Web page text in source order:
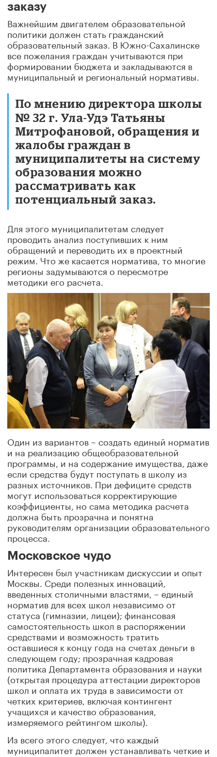
заказу
Важнейшим двигателем образовательной
политики должен стать гражданский
образовательный заказ. В Южно-Сахалинске
все пожелания граждан учитываются при
формировании бюджета и закладываются в
муниципальный и региональный нормативы.
По мнению директора школы
№ 32 г. Ула-Удэ Татьяны
Митрофановой, обращения и
жалобы граждан в
муниципалитеты на систему
образования можно
рассматривать как
потенциальный заказ.
Для этого муниципалитетам следует
проводить анализ поступивших к ним
обращений и переводить их в проектный
режим. Что же касается норматива, то многие
регионы задумываются о пересмотре
методики его расчета.
Один из вариантов – создать единый норматив
и на реализацию общеобразовательной
программы, и на содержание имущества, даже
если средства будут поступать в школу из
разных источников. При дефиците средств
могут использоваться корректирующие
коэффициенты, но сама методика расчета
должна быть прозрачна и понятна
руководителям организации образовательного
процесса.
Московское чудо
Интересен был участникам дискуссии и опыт
Москвы. Среди полезных инноваций,
введенных столичными властями, – единый
норматив для всех школ независимо от
статуса (гимназии, лицеи); финансовая
самостоятельность школ в распоряжении
средствами и возможность тратить
оставшиеся к концу года на счетах деньги в
следующем году; прозрачная кадровая
политика Департамента образования и науки
(открытая процедура аттестации директоров
школ и оплата их труда в зависимости от
четких критериев, включая контингент
учащихся и качество образования,
измеряемого рейтингом школы).
Из всего этого следует, что каждый
муниципалитет должен устанавливать четкие и